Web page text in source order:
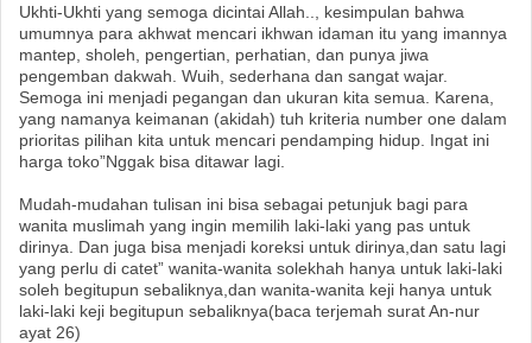
Ukhti-Ukhti yang semoga dicintai Allah.., kesimpulan bahwa
umumnya para akhwat mencari ikhwan idaman itu yang imannya
mantep, sholeh, pengertian, perhatian, dan punya jiwa
pengemban dakwah. Wuih, sederhana dan sangat wajar.
Semoga ini menjadi pegangan dan ukuran kita semua. Karena,
yang namanya keimanan (akidah) tuh kriteria number one dalam
prioritas pilihan kita untuk mencari pendamping hidup. Ingat ini
harga toko”Nggak bisa ditawar lagi.
Mudah-mudahan tulisan ini bisa sebagai petunjuk bagi para
wanita muslimah yang ingin memilih laki-laki yang pas untuk
dirinya. Dan juga bisa menjadi koreksi untuk dirinya,dan satu lagi
yang perlu di catet” wanita-wanita solekhah hanya untuk laki-laki
soleh begitupun sebaliknya,dan wanita-wanita keji hanya untuk
laki-laki keji begitupun sebaliknya(baca terjemah surat An-nur
ayat 26)